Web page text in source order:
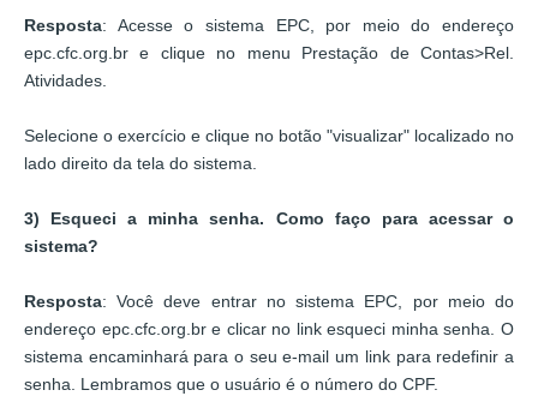
Resposta: Acesse o sistema EPC, por meio do endereço
epc.cfc.org.br e clique no menu Prestação de Contas>Rel.
Atividades.
Selecione o exercício e clique no botão "visualizar" localizado no
lado direito da tela do sistema.
3) Esqueci a minha senha. Como faço para acessar o
sistema?
Resposta: Você deve entrar no sistema EPC, por meio do
endereço epc.cfc.org.br e clicar no link esqueci minha senha. O
sistema encaminhará para o seu e-mail um link para redefinir a
senha. Lembramos que o usuário é o número do CPF.